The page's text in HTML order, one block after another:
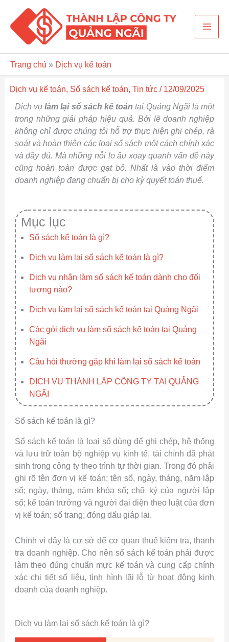
nội
Trang chủ » Dịch vụ kế toán
Dịch vụ kế toán, Sổ sách kế toán, Tin tức/ 12/09/2025
Dịch vụlàm lại sổ sách kế toán tại Quảng Ngãi là một
trong những giải pháp hiệu quả. Bởi lẽ doanh nghiệp
không chỉ được chúng tôi hỗ trợ thực hiện ghi chép, rà
soát và hoàn thiện các loại sổ sách một cách chính xác
và đầy đủ. Mà những nỗi lo âu xoay quanh vấn đề này
cũng hoàn toàn được gạt bỏ. Nhất là vào thời điểm
doanh nghiệp đang chuẩn bị cho kỳ quyết toán thuế.
Mục lục
Sổ sách kế toán là gì?
Dịch vụ làm lại sổ sách kế toán là gì?
Dịch vụ nhận làm sổ sách kế toán dành cho đối
tượng nào?
Dịch vụ làm lại sổ sách kế toán tại Quảng Ngãi
Các gói dịch vụ làm sổ sách kế toán tại Quảng
Ngãi
Câu hỏi thường gặp khi làm lại sổ sách kế toán
DỊCH VỤ THÀNH LẬP CÔNG TY TẠI QUẢNG
NGÃI
Sổ sách kế toán là gì?
Sổ sách kế toán là loại sổ dùng để ghi chép, hệ thống
và lưu trữ toàn bộ nghiệp vụ kinh tế, tài chính đã phát
sinh trong công ty theo trình tự thời gian. Trong đó phải
ghi rõ tên đơn vị kế toán; tên sổ, ngày, tháng, năm lập
sổ; ngày, tháng, năm khóa sổ; chữ ký của người lập
sổ; kế toán trưởng và người đại diện theo luật của đơn
vị kế toán; số trang; đóng dấu giáp lai.
Chính vì đây là cơ sở để cơ quan thuế kiểm tra, thanh
tra doanh nghiệp. Cho nên sổ sách kế toán phải được
làmtheo đúng chuẩn mực kế toán và cung cấp chính
xác chi tiết số liệu, tình hình lãi lỗ từ hoạt động kinh
doanh của doanh nghiệp.
Dịch vụ làm lại sổ sách kế toán là gì?